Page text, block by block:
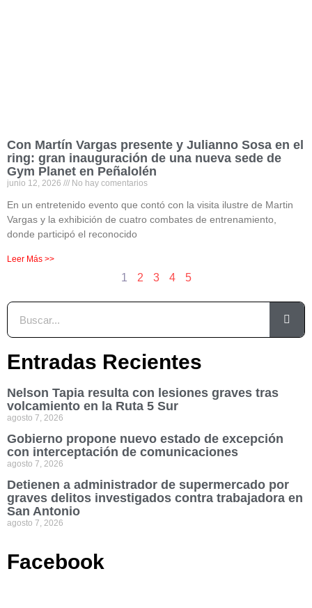
Con Martín Vargas presente y Julianno Sosa en el
ring: gran inauguración de una nueva sede de
Gym Planet en Peñalolén
junio 12, 2026 No hay comentarios
En un entretenido evento que contó con la visita ilustre de Martin
Vargas y la exhibición de cuatro combates de entrenamiento,
donde participó el reconocido
Leer Más >>
1 2 3 4 5
Entradas Recientes
Nelson Tapia resulta con lesiones graves tras
volcamiento en la Ruta 5 Sur
agosto 7, 2026
Gobierno propone nuevo estado de excepción
con interceptación de comunicaciones
agosto 7, 2026
Detienen a administrador de supermercado por
graves delitos investigados contra trabajadora en
San Antonio
agosto 7, 2026
Facebook